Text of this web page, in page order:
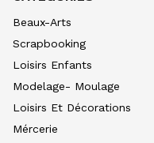
Beaux-Arts
Scrapbooking
Loisirs Enfants
Modelage- Moulage
Loisirs Et Décorations
Mércerie